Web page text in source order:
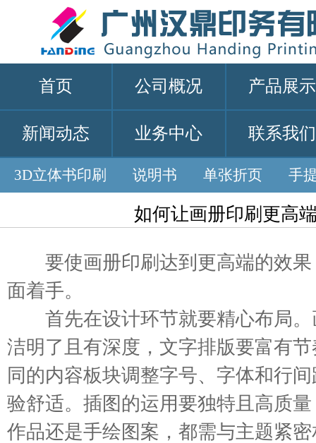
首页 公司概况 产品展示
新闻动态 业务中心 联系我们
3D立体书印刷 说明书 单张折页 手
如何让画册印刷更高
要使画册印刷达到更高端的效果
面着手。
首先在设计环节就要精心布局。
洁明了且有深度，文字排版要富有
同的内容板块调整字号、字体和行
验舒适。插图的运用要独特且高质
作品还是手绘图案，都需与主题紧